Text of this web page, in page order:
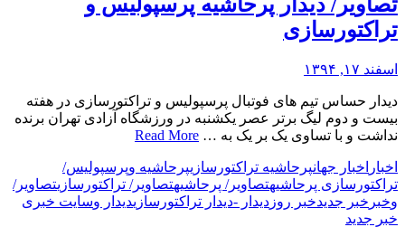
تراکتورسازی
اسفند ۱۷, ۱۳۹۴
دیدار حساس تیم های فوتبال پرسپولیس و تراکتورسازی در هفته
بیست و دوم لیگ برتر عصر یکشنبه در ورزشگاه آزادی تهران برنده
نداشت و با تساوی یک بر یک به … Read More
اخبار اخبار جهانپرحاشیه تراکتورسازیپرحاشیه وپرسپولیس/
تراکتورسازی پرحاشیهتصاویر/ پرحاشیهتصاویر/ تراکتورسازیتصاویر/
وخبر خبر جدیدخبر روز دیدار -دیدار تراکتورسازیدیدار وسایت خبری
خبر جدید